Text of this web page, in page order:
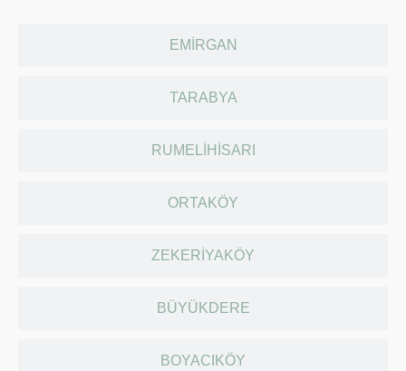
EMIRGAN
TARABYA
RUMELIHISARI
ORTAKÖY
ZEKERIYAKÖY
BÜYÜKDERE
BOYACIKÖY